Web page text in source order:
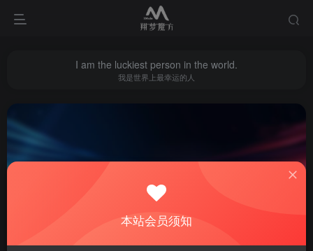
I am the luckiest person in the world.
我是世界上最幸运的人
本站会员须知